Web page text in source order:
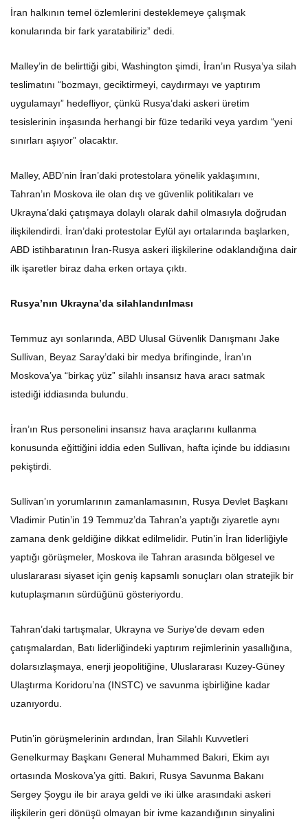
İran halkının temel özlemlerini desteklemeye çalışmak
konularında bir fark yaratabiliriz” dedi.
Malley’in de belirttiği gibi, Washington şimdi, İran’ın Rusya’ya silah
teslimatını “bozmayı, geciktirmeyi, caydırmayı ve yaptırım
uygulamayı” hedefliyor, çünkü Rusya’daki askeri üretim
tesislerinin inşasında herhangi bir füze tedariki veya yardım “yeni
sınırları aşıyor” olacaktır.
Malley, ABD’nin İran’daki protestolara yönelik yaklaşımını,
Tahran’ın Moskova ile olan dış ve güvenlik politikaları ve
Ukrayna’daki çatışmaya dolaylı olarak dahil olmasıyla doğrudan
ilişkilendirdi. İran’daki protestolar Eylül ayı ortalarında başlarken,
ABD istihbaratının İran-Rusya askeri ilişkilerine odaklandığına dair
ilk işaretler biraz daha erken ortaya çıktı.
Rusya’nın Ukrayna’da silahlandırılması
Temmuz ayı sonlarında, ABD Ulusal Güvenlik Danışmanı Jake
Sullivan, Beyaz Saray’daki bir medya brifinginde, İran’ın
Moskova’ya “birkaç yüz” silahlı insansız hava aracı satmak
istediği iddiasında bulundu.
İran’ın Rus personelini insansız hava araçlarını kullanma
konusunda eğittiğini iddia eden Sullivan, hafta içinde bu iddiasını
pekiştirdi.
Sullivan’ın yorumlarının zamanlamasının, Rusya Devlet Başkanı
Vladimir Putin’in 19 Temmuz’da Tahran’a yaptığı ziyaretle aynı
zamana denk geldiğine dikkat edilmelidir. Putin’in İran liderliğiyle
yaptığı görüşmeler, Moskova ile Tahran arasında bölgesel ve
uluslararası siyaset için geniş kapsamlı sonuçları olan stratejik bir
kutuplaşmanın sürdüğünü gösteriyordu.
Tahran’daki tartışmalar, Ukrayna ve Suriye’de devam eden
çatışmalardan, Batı liderliğindeki yaptırım rejimlerinin yasallığına,
dolarsızlaşmaya, enerji jeopolitiğine, Uluslararası Kuzey-Güney
Ulaştırma Koridoru’na (INSTC) ve savunma işbirliğine kadar
uzanıyordu.
Putin’in görüşmelerinin ardından, İran Silahlı Kuvvetleri
Genelkurmay Başkanı General Muhammed Bakıri, Ekim ayı
ortasında Moskova’ya gitti. Bakıri, Rusya Savunma Bakanı
Sergey Şoygu ile bir araya geldi ve iki ülke arasındaki askeri
ilişkilerin geri dönüşü olmayan bir ivme kazandığının sinyalini